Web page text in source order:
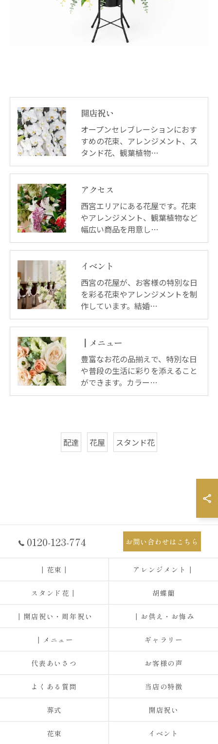
開店祝い
オープンセレブレーションにおす
すめの花束、アレンジメント、ス
タンド花、観葉植物…
アクセス
西宮エリアにある花屋です。花束
やアレンジメント、観葉植物など
幅広い商品を用意し…
イベント
西宮の花屋が、お客様の特別な日
を彩る花束やアレンジメントを制
作しています。結婚…
┃メニュー
豊富なお花の品揃えで、特別な日
や普段の生活に彩りを添えること
ができます。カラー…
配達 花屋 スタンド花
0120-123-774 お問い合わせはこちら
┃花束┃ アレンジメント┃
スタンド花┃ 胡蝶蘭
┃開店祝い・周年祝い ┃お供え・お悔み
┃メニュー ギャラリー
代表あいさつ お客様の声
よくある質問 当店の特徴
葬式 開店祝い
花束 イベント